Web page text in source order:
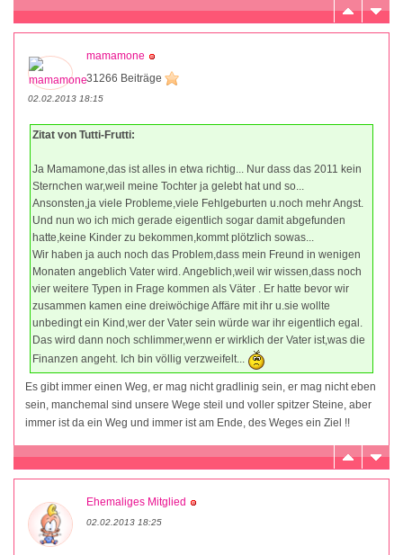
mamamone
31266 Beiträge
02.02.2013 18:15
Zitat von Tutti-Frutti:
Ja Mamamone,das ist alles in etwa richtig... Nur dass das 2011 kein
Sternchen war,weil meine Tochter ja gelebt hat und so...
Ansonsten,ja viele Probleme,viele Fehlgeburten u.noch mehr Angst.
Und nun wo ich mich gerade eigentlich sogar damit abgefunden
hatte,keine Kinder zu bekommen,kommt plötzlich sowas...
Wir haben ja auch noch das Problem,dass mein Freund in wenigen
Monaten angeblich Vater wird. Angeblich,weil wir wissen,dass noch
vier weitere Typen in Frage kommen als Väter . Er hatte bevor wir
zusammen kamen eine dreiwöchige Affäre mit ihr u.sie wollte
unbedingt ein Kind,wer der Vater sein würde war ihr eigentlich egal.
Das wird dann noch schlimmer,wenn er wirklich der Vater ist,was die
Finanzen angeht. Ich bin völlig verzweifelt...
Es gibt immer einen Weg, er mag nicht gradlinig sein, er mag nicht eben
sein, manchemal sind unsere Wege steil und voller spitzer Steine, aber
immer ist da ein Weg und immer ist am Ende, des Weges ein Ziel !!
Ehemaliges Mitglied
02.02.2013 18:25